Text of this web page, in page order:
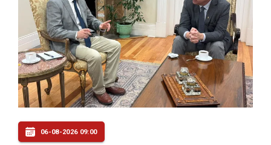
06-08-2026 09:00